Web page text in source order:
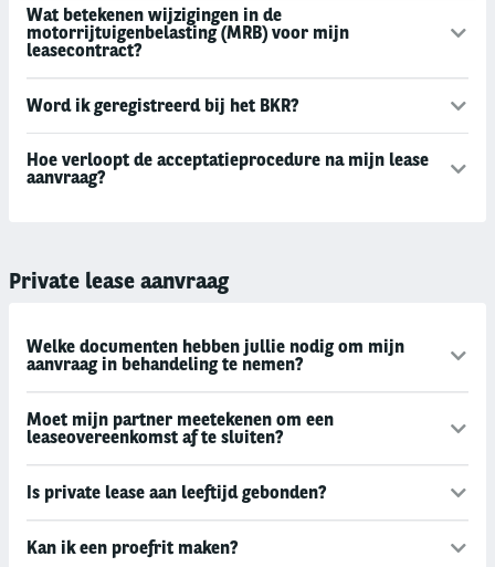
Wat betekenen wijzigingen in de
motorrijtuigenbelasting (MRB) voor mijn
leasecontract?
Word ik geregistreerd bij het BKR?
Hoe verloopt de acceptatieprocedure na mijn lease
aanvraag?
Private lease aanvraag
Welke documenten hebben jullie nodig om mijn
aanvraag in behandeling te nemen?
Moet mijn partner meetekenen om een
leaseovereenkomst af te sluiten?
Is private lease aan leeftijd gebonden?
Kan ik een proefrit maken?